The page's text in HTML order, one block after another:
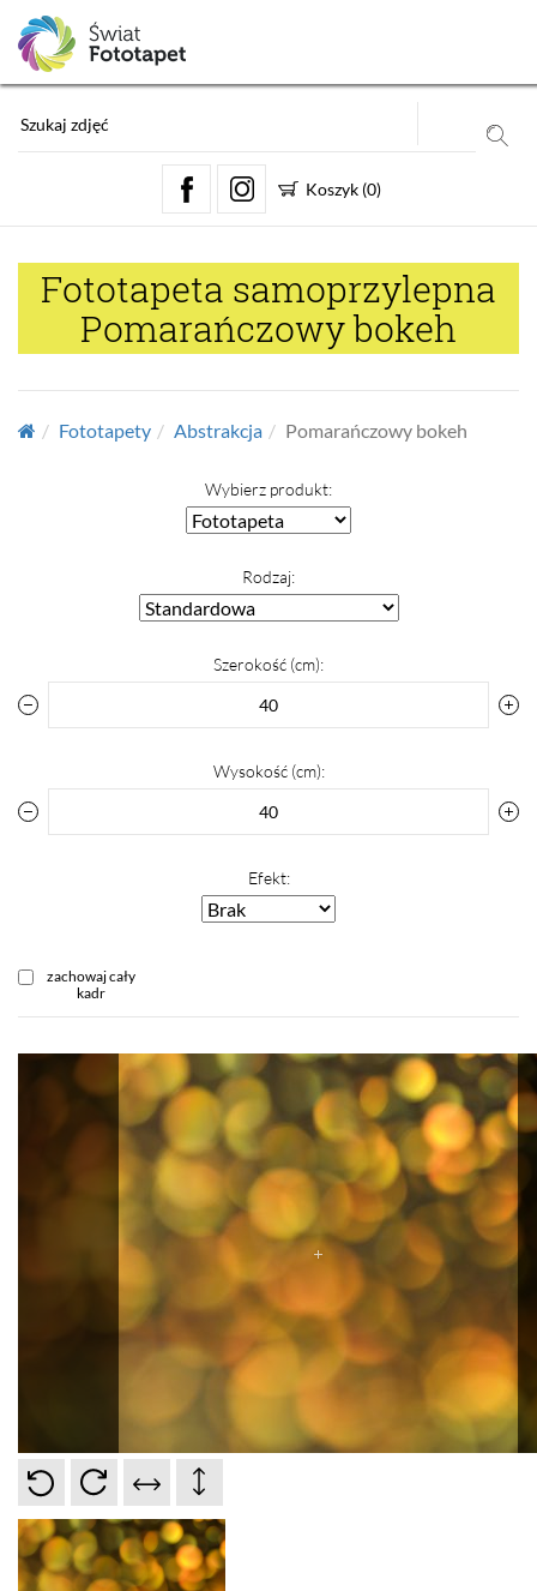
Koszyk (0)
Fototapeta samoprzylepna
Pomarańczowy bokeh
Fototapety Abstrakcja Pomarańczowy bokeh
Wybierz produkt:
Rodzaj:
Szerokość (cm):
Wysokość (cm):
Efekt:
zachowaj cały
kadr